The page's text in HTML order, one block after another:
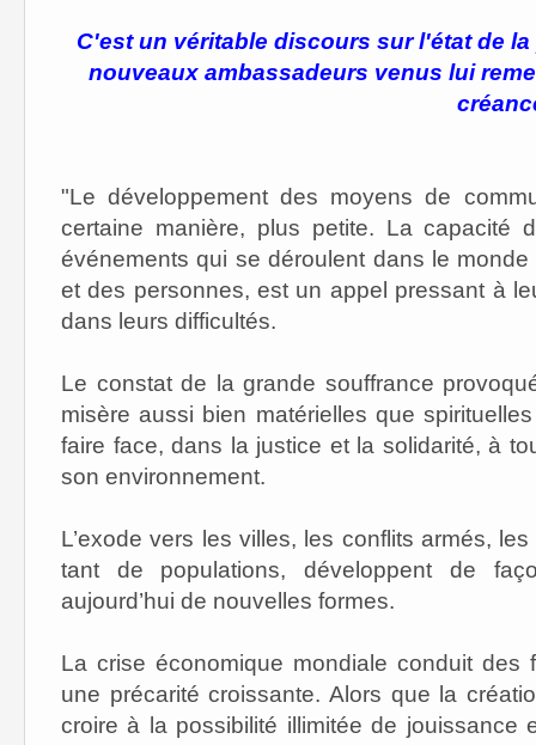
C'est un véritable discours sur l'état de
nouveaux ambassadeurs venus lui
"Le développement des moyens de
certaine manière, plus petite. La capacité
événements qui se déroulent dans le
et des personnes, est un appel pressant à
dans leurs difficultés.
Le constat de la grande souffrance
misère aussi bien matérielles que
faire face, dans la justice et la solidarité, à
son environnement.
L’exode vers les villes, les conflits armés,
tant de populations, développent de
aujourd’hui de nouvelles formes.
La crise économique mondiale conduit
une précarité croissante. Alors que la
croire à la possibilité illimitée de jouissance